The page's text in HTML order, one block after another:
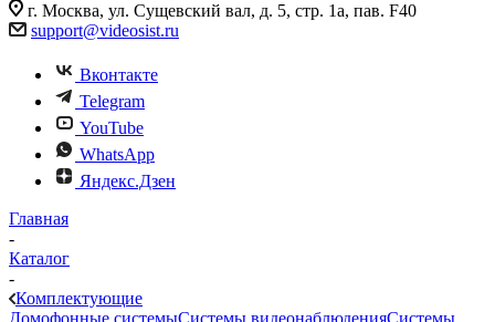
г. Москва, ул. Сущевский вал, д. 5, стр. 1а, пав. F40
support@videosist.ru
Вконтакте
Telegram
YouTube
WhatsApp
Яндекс.Дзен
Главная
-
Каталог
-
Комплектующие
Домофонные системыСистемы видеонаблюденияСистемы